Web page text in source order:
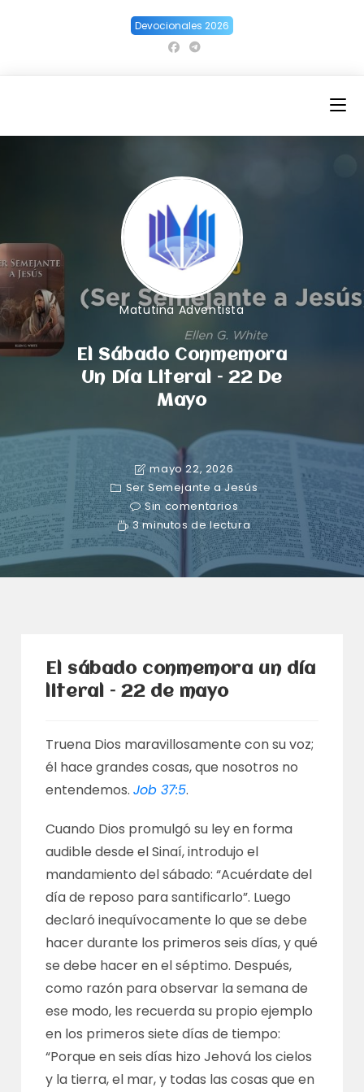
Devocionales 2026
Matutina Adventista
El Sábado Conmemora
Un Día Literal – 22 De
Mayo
mayo 22, 2026
Ser Semejante a Jesús
Sin comentarios
3 minutos de lectura
El sábado conmemora un día
literal – 22 de mayo
Truena Dios maravillosamente con su voz;
él hace grandes cosas, que nosotros no
entendemos.Job 37:5.
Cuando Dios promulgó su ley en forma
audible desde el Sinaí, introdujo el
mandamiento del sábado: “Acuérdate del
día de reposo para santificarlo”. Luego
declaró inequívocamente lo que se debe
hacer durante los primeros seis días, y qué
se debe hacer en el séptimo. Después,
como razón para observar la semana de
ese modo, les recuerda su propio ejemplo
en los primeros siete días de tiempo:
“Porque en seis días hizo Jehová los cielos
y la tierra, el mar, y todas las cosas que en